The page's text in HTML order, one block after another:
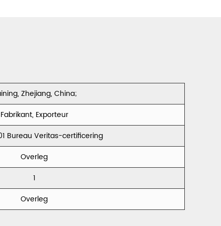
Zhejiang, China;
Fabrikant, Exporteur
Bureau Veritas-certificering
Overleg
1
Overleg